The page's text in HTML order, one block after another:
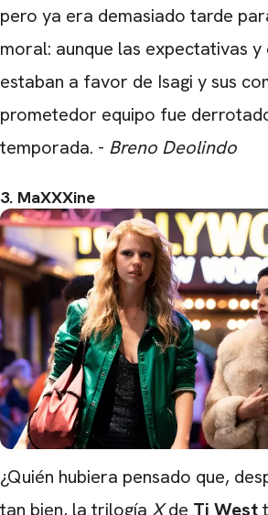
pero ya era demasiado tarde
moral: aunque las expectativas y
estaban a favor de Isagi y sus
prometedor equipo fue
temporada. - Breno Deolindo
3. MaXXXine
¿Quién hubiera pensado que,
tan bien, la trilogía Xde Ti West